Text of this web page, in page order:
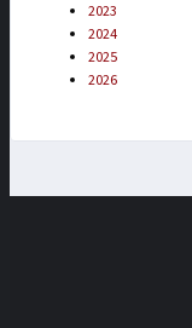
2023
2024
2025
2026